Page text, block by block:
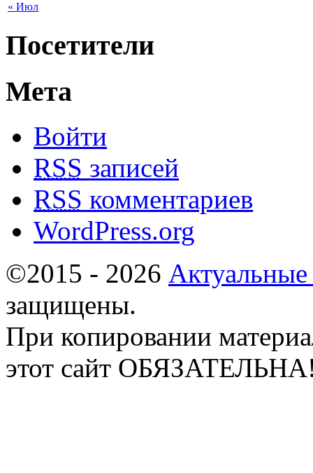
« Июл
Посетители
Мета
Войти
RSS записей
RSS комментариев
WordPress.org
©2015 - 2026
защищены.
При копировании
этот сайт